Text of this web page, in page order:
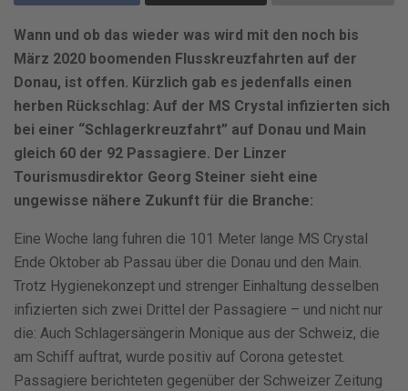
Wann und ob das wieder was wird mit den noch bis
März 2020 boomenden Flusskreuzfahrten auf der
Donau, ist offen. Kürzlich gab es jedenfalls einen
herben Rückschlag: Auf der MS Crystal infizierten sich
bei einer “Schlagerkreuzfahrt” auf Donau und Main
gleich 60 der 92 Passagiere. Der Linzer
Tourismusdirektor Georg Steiner sieht eine
ungewisse nähere Zukunft für die Branche:
Eine Woche lang fuhren die 101 Meter lange MS Crystal
Ende Oktober ab Passau über die Donau und den Main.
Trotz Hygienekonzept und strenger Einhaltung desselben
infizierten sich zwei Drittel der Passagiere – und nicht nur
die: Auch Schlagersängerin Monique aus der Schweiz, die
am Schiff auftrat, wurde positiv auf Corona getestet.
Passagiere berichteten gegenüber der Schweizer Zeitung